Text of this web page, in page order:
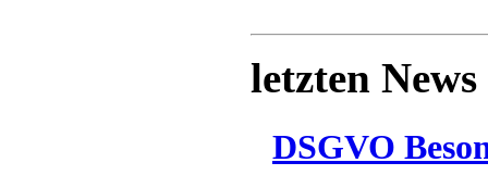
letzten News
DSGVO